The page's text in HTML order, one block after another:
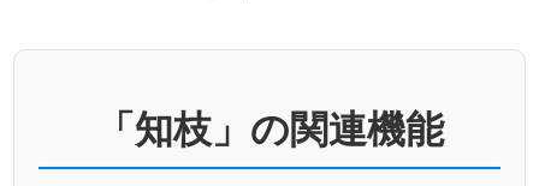
「知枝」の関連機能